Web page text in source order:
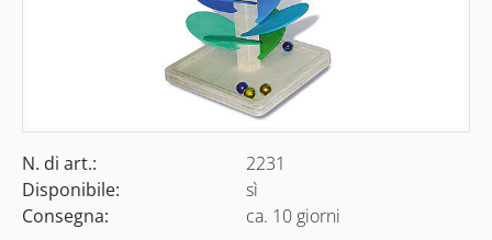
N. di art.:
2231
Disponibile:
sì
Consegna:
ca. 10 giorni